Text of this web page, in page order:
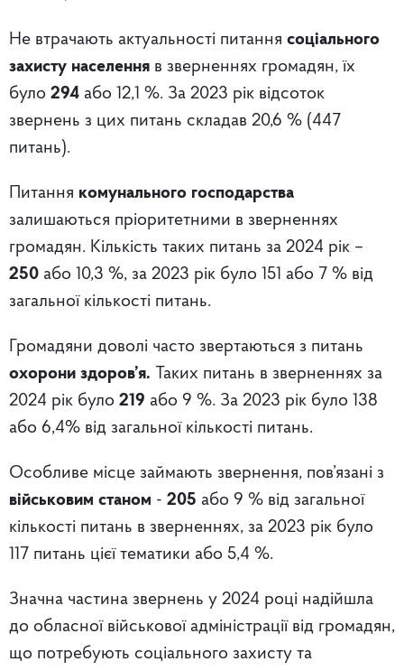
Не втрачають актуальності питання соціального
захисту населення в зверненнях громадян, їх
було 294 або 12,1 %. За 2023 рік відсоток
звернень з цих питань складав 20,6 % (447
питань).
Питання комунального господарства
залишаються пріоритетними в зверненнях
громадян. Кількість таких питань за 2024 рік –
250 або 10,3 %, за 2023 рік було 151 або 7 % від
загальної кількості питань.
Громадяни доволі часто звертаються з питань
охорони здоров’я. Таких питань в зверненнях за
2024 рік було 219 або 9 %. За 2023 рік було 138
або 6,4% від загальної кількості питань.
Особливе місце займають звернення, пов’язані з
військовим станом - 205 або 9 % від загальної
кількості питань в зверненнях, за 2023 рік було
117 питань цієї тематики або 5,4 %.
Значна частина звернень у 2024 році надійшла
до обласної військової адміністрації від громадян,
що потребують соціального захисту та